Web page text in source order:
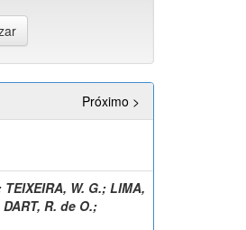
Próximo >
TEIXEIRA, W. G.; LIMA,
DART, R. de O.;